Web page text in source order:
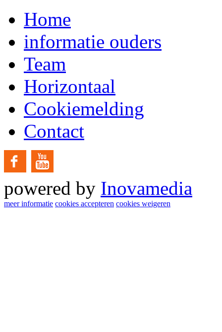
Home
informatie ouders
Team
Horizontaal
Cookiemelding
Contact
powered by Inovamedia
meer informatie cookies accepteren cookies weigeren